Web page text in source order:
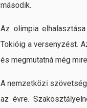
második.
Az olimpia
Tokióig a versenyzést.
és megmutatná még
A nemzetközi
az évre.